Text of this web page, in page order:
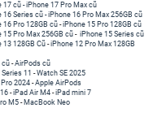
17 cũ-iPhone 17 Pro Max cũ
16 Series cũ - iPhone 16 Pro Max 256GB cũ
16 Pro 128GB cũ-iPhone 15 Pro 128GB cũ
15 Pro Max 256GB cũ - iPhone 15 Series cũ
13 128GB Cũ -iPhone 12 Pro Max 128GB
cũ -AirPods cũ
11 -Watch SE 2025
2024-Apple AirPods
-iPad Air M4 -iPad mini 7
M5 - MacBook Neo